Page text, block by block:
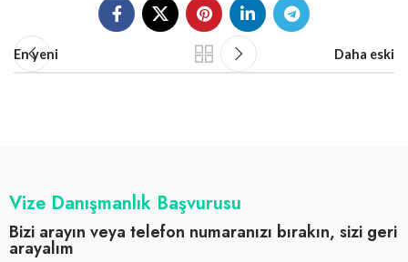
En yeni Daha eski
Vize Danışmanlık Başvurusu
Bizi arayın veya telefon numaranızı bırakın, sizi geri
arayalım